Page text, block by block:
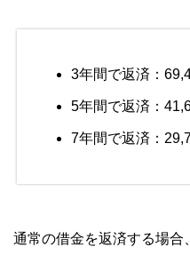
3年間で返済：
5年間で返済：
7年間で返済：
通常の借金を返済する場合